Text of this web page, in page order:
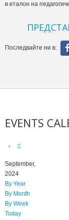
в еталон на
Последвайте ни в:
EVENTS
September,
2024
By Year
By Month
By Week
Today